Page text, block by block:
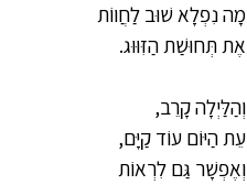
מָה נִפְלָא שׁוּב לַחֲווֹת
אֶת תְּחוּשַׁת הַזִּוּוּג.
וְהַלַּיְלָה קָרֵב,
עֵת הַיּוֹם עוֹד קַיָּם,
וְאֶפְשָׁר גַּם לִרְאוֹת